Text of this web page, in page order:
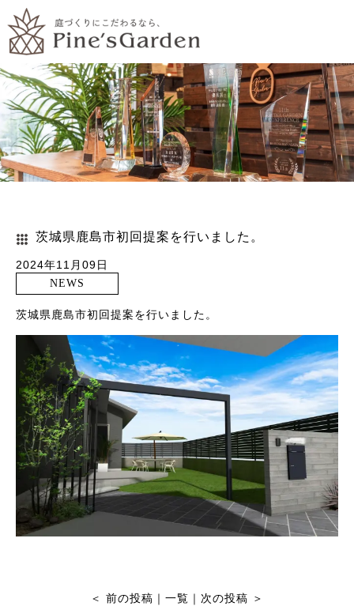
茨城県鹿島市初回提案を行いました。
2024年11月09日
NEWS
茨城県鹿島市初回提案を行いました。
＜ 前の投稿 ｜ 一覧 ｜ 次の投稿 ＞